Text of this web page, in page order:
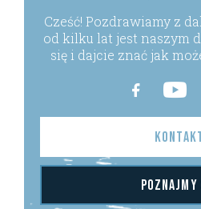
Cześć! Pozdrawiamy z
od kilku lat jest naszym
się i dajcie znać jak
Poznajmy